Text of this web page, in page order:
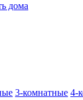
дома
3-комнатные 4-